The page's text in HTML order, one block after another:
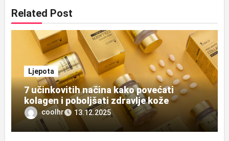
Related Post
Ljepota
7 učinkovitih načina kako povećati
kolagen i poboljšati zdravlje kože
coolhr 13.12.2025